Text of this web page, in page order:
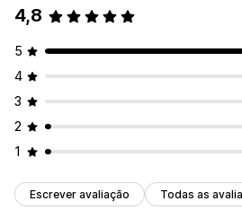
4,8
5
4
3
2
1
Escrever avaliação Todas as